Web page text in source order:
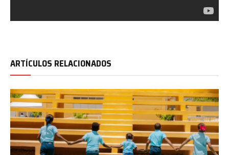
ARTÍCULOS RELACIONADOS